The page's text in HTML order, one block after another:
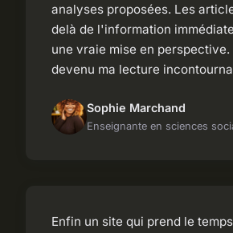
analyses proposées. Les
delà de l'information
une vraie mise en
devenu ma lecture
Sophie Marchand
Enseignante en sciences
Enfin un site qui prend le